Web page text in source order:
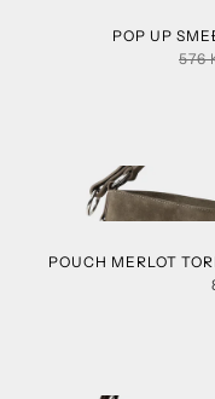
POP UP
576
POUCH MERLOT